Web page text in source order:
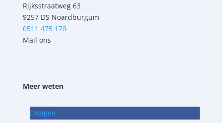
Rijksstraatweg 63
9257 DS Noardburgum
0511 475 170
Mail ons
Meer weten
Volgen